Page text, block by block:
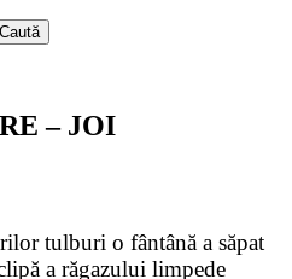
– JOI
tulburi o fântână a săpat
a răgazului limpede